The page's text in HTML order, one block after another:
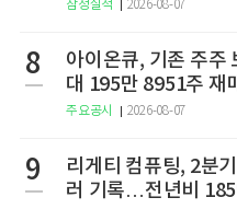
잠정실적 2026-08-07
8
아이온큐, 기존 주주
대 195만 8951주 재
주요공시 2026-08-07
9
리게티 컴퓨팅, 2분
러 기록…전년비